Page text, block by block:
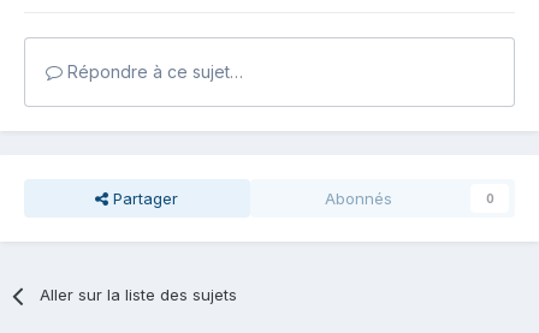
Répondre à ce sujet…
Partager Abonnés 0
Aller sur la liste des sujets